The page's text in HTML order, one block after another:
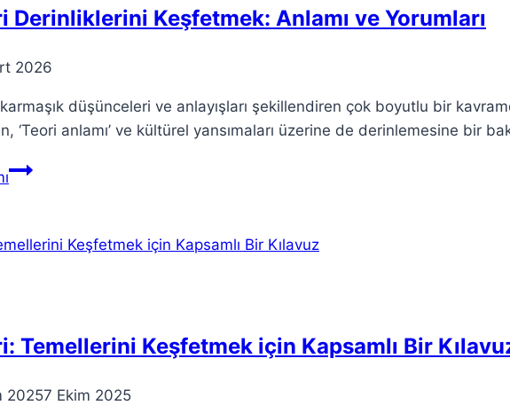
Derinliklerini Keşfetmek: Anlamı ve Yorumları
2026
düşünceleri ve anlayışları şekillendiren çok boyutlu bir
‘Teori anlamı’ ve kültürel yansımaları üzerine de derinlemesine bir
Teori
Anlamı
Temellerini Keşfetmek için Kapsamlı Bir
20257 Ekim 2025